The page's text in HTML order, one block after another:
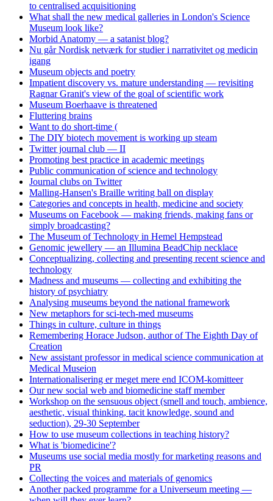
to centralised acquisitioning
What shall the new medical galleries in London's Science
Museum look like?
Morbid Anatomy — a satanist blog?
Nu går Nordisk netværk for studier i narrativitet og medicin
igang
Museum objects and poetry
Impatient discovery vs. mature understanding — revisiting
Ragnar Granit's view of the goal of scientific work
Museum Boerhaave is threatened
Fluttering brains
Want to do short-time (
The DIY biotech movement is working up steam
Twitter journal club — II
Promoting best practice in academic meetings
Public communication of science and technology
Journal clubs on Twitter
Malling-Hansen's Braille writing ball on display
Categories and concepts in health, medicine and society
Museums on Facebook — making friends, making fans or
simply broadcasting?
The Museum of Technology in Hemel Hempstead
Genomic jewellery — an Illumina BeadChip necklace
Conceptualizing, collecting and presenting recent science and
technology
Madness and museums — collecting and exhibiting the
history of psychiatry
Analysing museums beyond the national framework
New metaphors for sci-tech-med museums
Things in culture, culture in things
Remembering Horace Judson, author of The Eighth Day of
Creation
New assistant professor in medical science communication at
Medical Museion
Internationalisering er meget mere end ICOM-komitteer
Our new social web and biomedicine staff member
Workshop on the sensuous object (smell and touch, ambience,
aesthetic, visual thinking, tacit knowledge, sound and
seduction), 29-30 September
How to use museum collections in teaching history?
What is 'biomedicine'?
Museums use social media mostly for marketing reasons and
PR
Collecting the voices and materials of genomics
Another packed programme for a Universeum meeting —